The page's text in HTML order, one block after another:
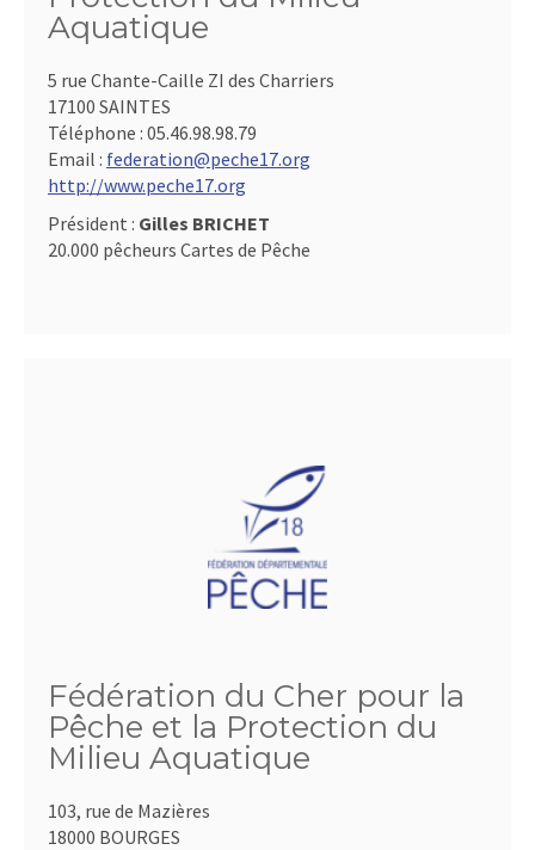
Aquatique
5 rue Chante-Caille ZI des Charriers
17100 SAINTES
Téléphone : 05.46.98.98.79
Email : federation@peche17.org
http://www.peche17.org
Président : Gilles BRICHET
20.000 pêcheurs Cartes de Pêche
Fédération du Cher pour la
Pêche et la Protection du
Milieu Aquatique
103, rue de Mazières
18000 BOURGES